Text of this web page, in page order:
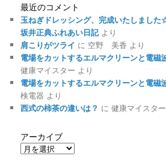
最近のコメント
玉ねぎドレッシング、完成いたしまし
坂井正典ふれあい日記より
肩こりがツライ に 空野 美香 より
電場をカットするエルマクリーンと電磁
健康マイスター より
電場をカットするエルマクリーンと電磁
検電器 より
西式の柿茶の違いは？ に健康マイスター
アーカイブ
ア